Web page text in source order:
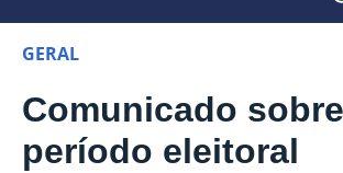
GERAL
Comunicado
período eleitoral